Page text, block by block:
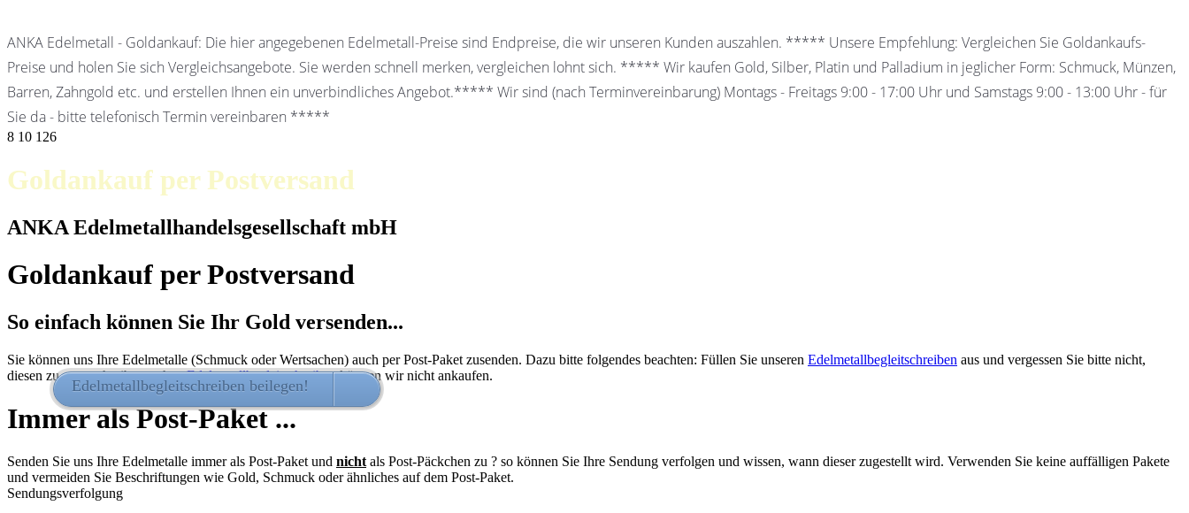
ANKA Edelmetall - Goldankauf: Die hier angegebenen Edelmetall-Preise sind Endpreise, die wir unseren Kunden auszahlen. ***** Unsere Empfehlung: Vergleichen Sie Goldankaufs-
Preise und holen Sie sich Vergleichsangebote. Sie werden schnell merken, vergleichen lohnt sich. ***** Wir kaufen Gold, Silber, Platin und Palladium in jeglicher Form: Schmuck, Münzen,
Barren, Zahngold etc. und erstellen Ihnen ein unverbindliches Angebot.***** Wir sind (nach Terminvereinbarung) Montags - Freitags 9:00 - 17:00 Uhr und Samstags 9:00 - 13:00 Uhr - für
Sie da - bitte telefonisch Termin vereinbaren *****
8 10 126
Goldankauf per Postversand
ANKA Edelmetallhandelsgesellschaft mbH
Goldankauf per Postversand
So einfach können Sie Ihr Gold versenden...
Sie können uns Ihre Edelmetalle (Schmuck oder Wertsachen) auch per Post-Paket zusenden. Dazu bitte folgendes beachten: Füllen Sie unseren Edelmetallbegleitschreiben aus und vergessen Sie bitte nicht,
diesen zu unterschreiben - ohneEdelmetallbegleitschreibenkönnen wir nicht ankaufen.
Immer als Post-Paket ...
Senden Sie uns Ihre Edelmetalle immer als Post-Paket und nichtals Post-Päckchen zu ? so können Sie Ihre Sendung verfolgen und wissen, wann dieser zugestellt wird. Verwenden Sie keine auffälligen Pakete
und vermeiden Sie Beschriftungen wie Gold, Schmuck oder ähnliches auf dem Post-Paket.
Sendungsverfolgung
Edelmetallbegleitschreiben beilegen! HIER KOSTENLOS LADEN